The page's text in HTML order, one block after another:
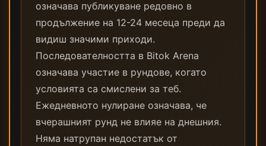
означава публикуване редовно в
продължение на 12-24 месеца преди да
видиш значими приходи.
Последователността в Bitok Arena
означава участие в рундове, когато
условията са смислени за теб.
Ежедневното нулиране означава, че
вчерашният рунд не влияе на днешния.
Няма натрупан недостатък от